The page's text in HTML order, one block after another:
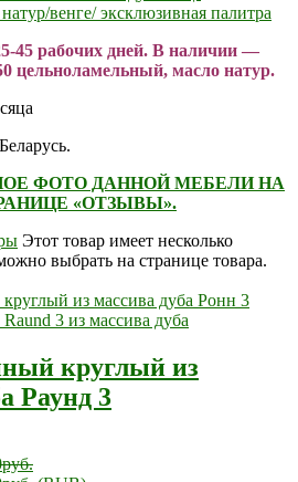
венге/ эксклюзивная палитра
45 рабочих дней. В наличии —
цельноламельный, масло натур.
ФОТО ДАННОЙ МЕБЕЛИ НА
«ОТЗЫВЫ».
Этот товар имеет несколько
выбрать на странице товара.
круглый из
Раунд 3
руб.